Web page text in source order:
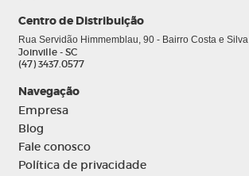
Centro de Distribuição
Rua Servidão Himmemblau, 90 - Bairro Costa e Silva
Joinville - SC
(47) 3437.0577
Navegação
Empresa
Blog
Fale conosco
Política de privacidade